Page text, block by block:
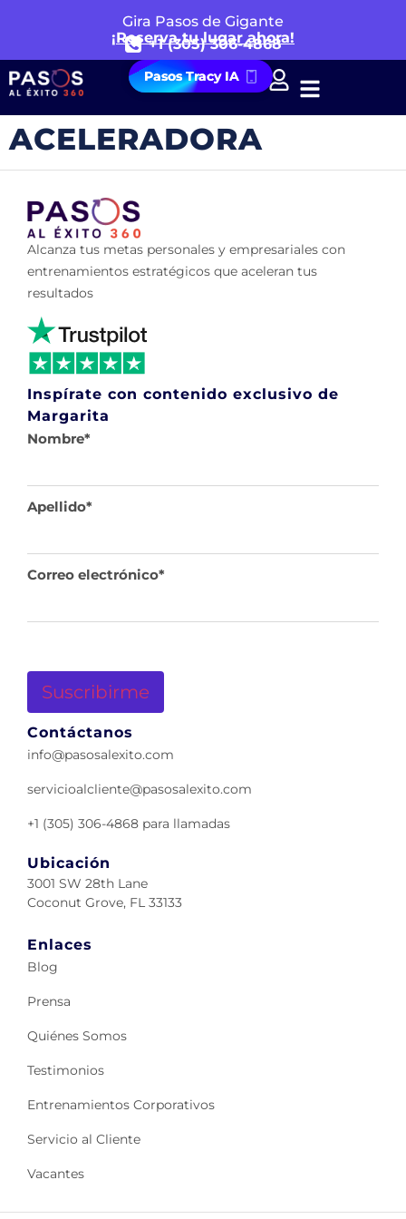
Gira Pasos de Gigante
¡Reserva tu lugar ahora!
+1 (305) 306-4868
Pasos Tracy IA
ACELERADORA
Alcanza tus metas personales y empresariales con
entrenamientos estratégicos que aceleran tus
resultados
Inspírate con contenido exclusivo de
Margarita
Nombre*
Apellido*
Correo electrónico*
Suscribirme
Contáctanos
info@pasosalexito.com
servicioalcliente@pasosalexito.com
+1 (305) 306-4868 para llamadas
Ubicación
3001 SW 28th Lane
Coconut Grove, FL 33133
Enlaces
Blog
Prensa
Quiénes Somos
Testimonios
Entrenamientos Corporativos
Servicio al Cliente
Vacantes